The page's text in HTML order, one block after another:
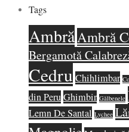
Tags
AmbrăAmbră
Bergamotă
Cedru Chihlimbar
din PeruGhimbir Gălbenele
Lemn De Santal Lychee